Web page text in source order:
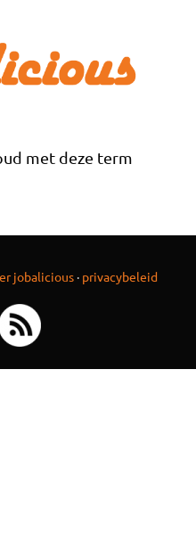
met deze term
jobalicious · privacybeleid